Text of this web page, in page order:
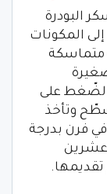
البودرة
إلى المكونات
متماسكة
على
وتأخذ
فرن بدرجة
عشرين
تقديمها.